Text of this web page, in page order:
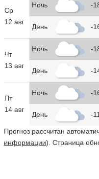
Ср
12 авг
Ночь -
День -
Чт
13 авг
Ночь -
День -
Пт
14 авг
Ночь -
День -
Прогноз рассчитан
информации). Страница